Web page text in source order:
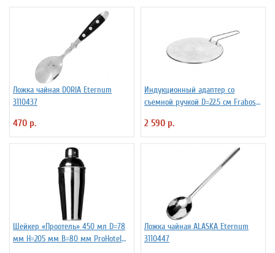
Ложка чайная DORIA Eternum
3110437
470 р.
Индукционный адаптер со
съемной ручкой D=22.5 см Frabosk
2 590 р.
Шейкер «Проотель» 450 мл D=78
мм H=205 мм B=80 мм ProHotel
Ложка чайная ALASKA Eternum
3110447